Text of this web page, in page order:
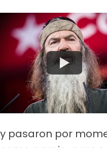
Watch
pasaron por